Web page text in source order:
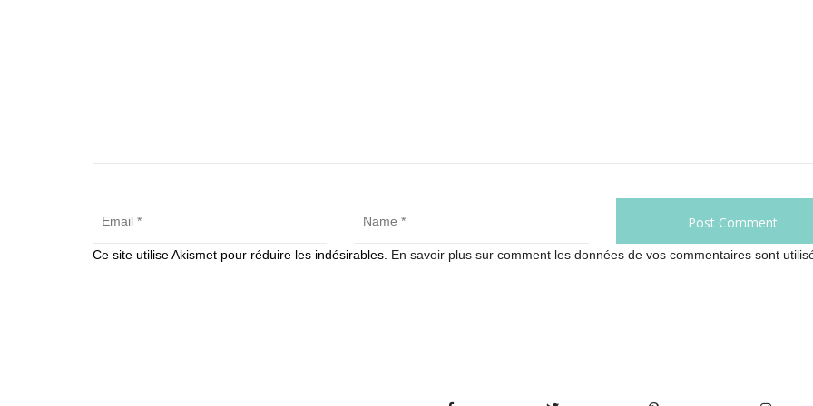
Ce site utilise Akismet pour réduire les indésirables. En savoir plus sur comment les données de vos commentaires sont